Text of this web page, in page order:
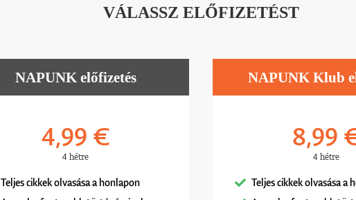
VÁLASSZ ELŐFIZETÉST
NAPUNK előfizetés
4,99 €
4 hétre
Teljes cikkek olvasása a honlapon
NAPUNK Klub
8,99
4 hétre
Teljes cikkek olvasása a